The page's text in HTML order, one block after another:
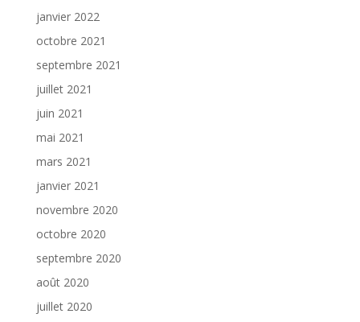
janvier 2022
octobre 2021
septembre 2021
juillet 2021
juin 2021
mai 2021
mars 2021
janvier 2021
novembre 2020
octobre 2020
septembre 2020
août 2020
juillet 2020